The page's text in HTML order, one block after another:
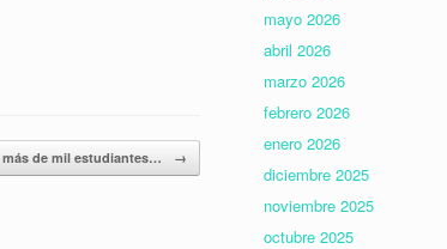
de mil estudiantes… →
mayo 2026
abril 2026
marzo 2026
febrero 2026
enero 2026
diciembre 2025
noviembre 2025
octubre 2025